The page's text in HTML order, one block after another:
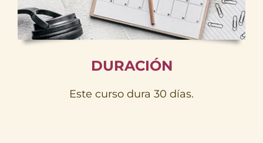
DURACIÓN
Este curso dura 30 días.